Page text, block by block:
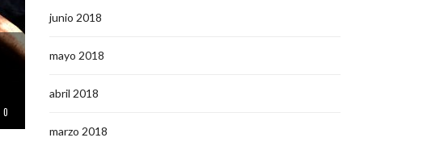
0
junio 2018
mayo 2018
abril 2018
marzo 2018